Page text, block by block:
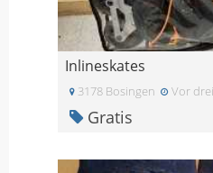
Inlineskates
3178 Bosingen Vor
Gratis